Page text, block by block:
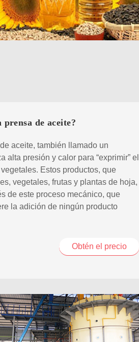
de aceite?
aceite, también llamado un
alta presión y calor para “exprimir” el
Estos productos, que
vegetales, frutas y plantas de hoja,
de este proceso mecánico, que
la adición de ningún producto
Obtén el precio